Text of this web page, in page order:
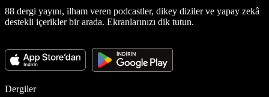
88 dergi yayını, ilham veren podcastler, dikey diziler ve yapay zekâ
destekli içerikler bir arada. Ekranlarınızı dik tutun.
Dergiler